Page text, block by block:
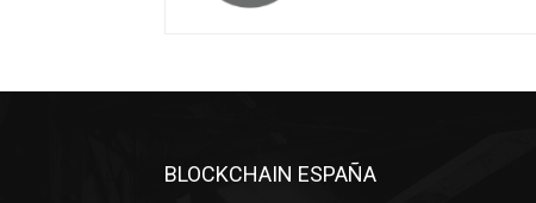
BLOCKCHAIN ESPAÑA